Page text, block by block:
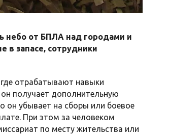
небо от БПЛА над городами и
в запасе, сотрудники
отрабатывают навыки
получает дополнительную
он убывает на сборы или боевое
При этом за человеком
по месту жительства или